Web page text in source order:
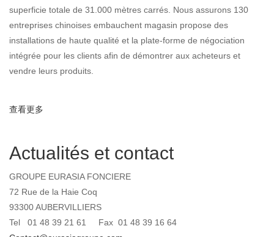
superficie totale de 31.000 mètres carrés. Nous assurons 130
entreprises chinoises embauchent magasin propose des
installations de haute qualité et la plate-forme de négociation
intégrée pour les clients afin de démontrer aux acheteurs et
vendre leurs produits.
查看更多
Actualités et contact
GROUPE EURASIA FONCIERE
72 Rue de la Haie Coq
93300 AUBERVILLIERS
Tel 01 48 39 21 61 Fax 01 48 39 16 64